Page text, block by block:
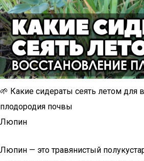
🌱 Какие сидераты сеять летом для
плодородия почвы
Люпин
Люпин — это травянистый